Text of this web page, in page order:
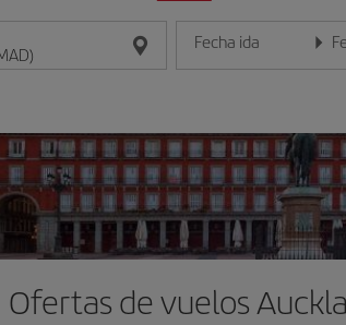
Fecha ida
Introduce la fecha en
Ofertas de vuelos